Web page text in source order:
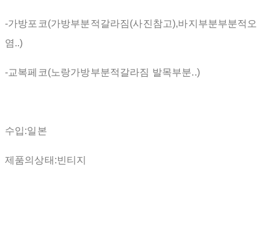
-가방포코(가방부분적갈라짐(사진참고),바지부분부분적오
염..)
-교복페코(노랑가방부분적갈라짐 발목부분..)
수입:일본
제품의상태:빈티지